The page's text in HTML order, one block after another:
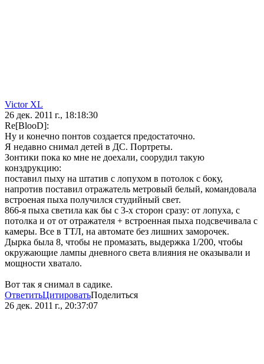
Victor XL
26 дек. 2011 г., 18:18:30
Re[BlooD]:
Ну и конечно понтов создается предостаточно.
Я недавно снимал детей в ДС. Портреты.
Зонтики пока ко мне не доехали, соорудил такую
конздрукцию:
поставил пыху на штатив с лопухом в потолок с боку,
напротив поставил отражатель метровый белый, командовала
встроеная пыха получился студийный свет.
866-я пыха светила как бы с 3-х сторон сразу: от лопуха, с
потолка и от от отражателя + встроенная пыха подсвечивала с
камеры. Все в ТТЛ, на автомате без лишних заморочек.
Дырка была 8, чтобы не промазать, выдержка 1/200, чтобы
окружающие лампы дневного света влияния не оказывали и
мощности хватало.
Вот так я снимал в садике.
ОтветитьЦитироватьПоделиться
26 дек. 2011 г., 20:37:07